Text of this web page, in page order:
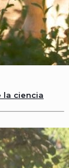
la ciencia